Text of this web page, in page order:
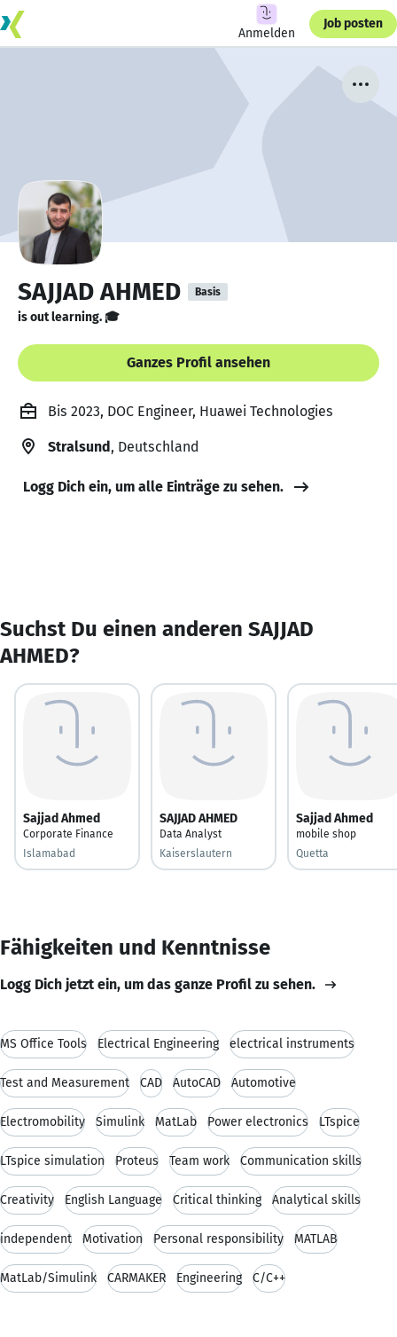
Anmelden
Job posten
SAJJAD AHMED Basis
is out learning. 🎓
Ganzes Profil ansehen
Bis 2023, DOC Engineer, Huawei Technologies
Stralsund, Deutschland
Logg Dich ein, um alle Einträge zu sehen.
Suchst Du einen anderen SAJJAD
AHMED?
Sajjad Ahmed
Corporate Finance
Islamabad
SAJJAD AHMED
Data Analyst
Kaiserslautern
Sajjad Ahmed
mobile shop
Quetta
Fähigkeiten und Kenntnisse
Logg Dich jetzt ein, um das ganze Profil zu sehen.
MS Office Tools Electrical Engineering electrical instruments
Test and Measurement CAD AutoCAD Automotive
Electromobility Simulink MatLab Power electronics LTspice
LTspice simulation Proteus Team work Communication skills
Creativity English Language Critical thinking Analytical skills
independent Motivation Personal responsibility MATLAB
MatLab/Simulink CARMAKER Engineering C/C++